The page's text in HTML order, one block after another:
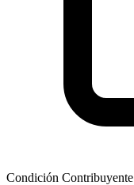
Condición Contribuyente